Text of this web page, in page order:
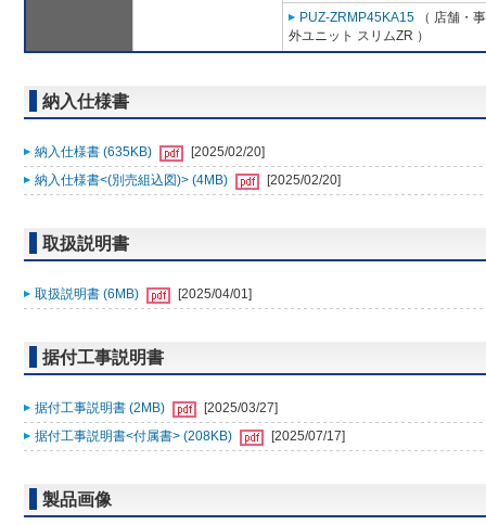
PUZ-ZRMP45KA15 （ 店舗・
外ユニット スリムZR ）
納入仕様書
納入仕様書 (635KB)
[2025/02/20]
納入仕様書<(別売組込図)> (4MB)
[2025/02/20]
取扱説明書
取扱説明書 (6MB) [2025/04/01]
据付工事説明書
据付工事説明書 (2MB)
[2025/03/27]
据付工事説明書<付属書> (208KB)
[2025/07/17]
製品画像